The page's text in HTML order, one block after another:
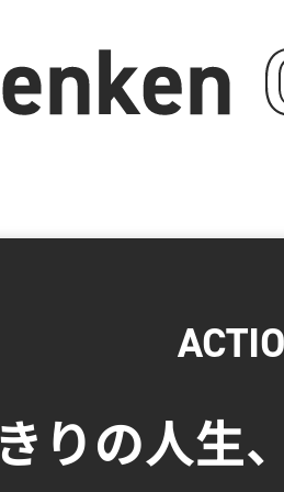
りの人生